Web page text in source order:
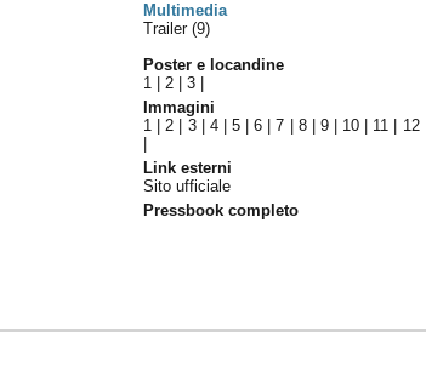
Multimedia
Trailer (9)
Poster e locandine
1 |2 |3
Immagini
1 |2 3| 4|5 |6 |7 8| 9| 10 11 12|
Link esterni
Sito ufficiale
Pressbook completo